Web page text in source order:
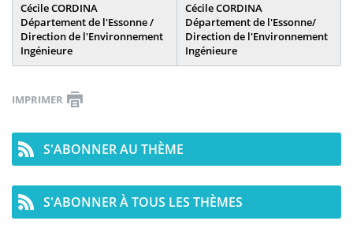
Cécile CORDINA
Département de l'Essonne /
Direction de l'Environnement
Ingénieure
Cécile CORDINA
Département de l'Essonne/
Direction de l'Environnement
Ingénieure
IMPRIMER
S'ABONNER AU THÈME
S'ABONNER À TOUS LES THÈMES